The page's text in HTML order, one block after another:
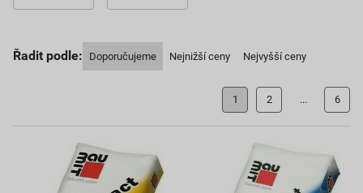
Řadit podle: Doporučujeme Nejnižší ceny Nejvyšší ceny
1 2 ... 6